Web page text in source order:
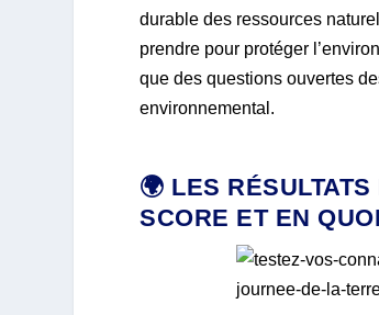
durable des ressources
prendre pour protéger
que des questions ouvertes
environnemental.
🌍 LES
SCORE ET EN